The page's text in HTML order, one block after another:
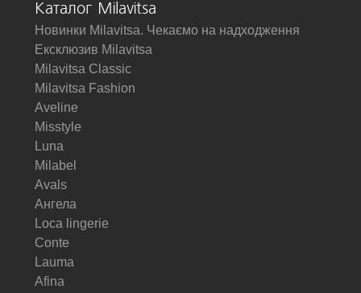
Каталог Milavitsa
Новинки Milavitsa. Чекаємо на надходження
Ексклюзив Milavitsa
Milavitsa Classic
Milavitsa Fashion
Aveline
Misstyle
Luna
Milabel
Avals
Ангела
Loca lingerie
Conte
Lauma
Afina